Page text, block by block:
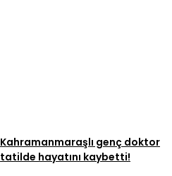
Kahramanmaraşlı genç doktor
tatilde hayatını kaybetti!